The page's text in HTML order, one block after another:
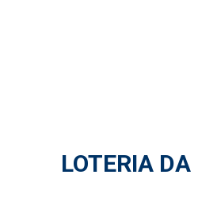
LOTERIA